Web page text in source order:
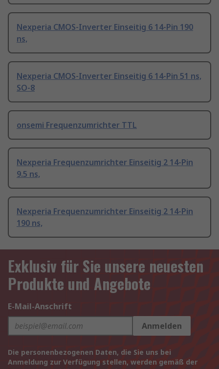
Nexperia CMOS-Inverter Einseitig 6 14-Pin 190
ns,
Nexperia CMOS-Inverter Einseitig 6 14-Pin 51 ns,
SO-8
onsemi Frequenzumrichter TTL
Nexperia Frequenzumrichter Einseitig 2 14-Pin
9.5 ns,
Nexperia Frequenzumrichter Einseitig 2 14-Pin
190 ns,
Exklusiv für Sie unsere neuesten
Produkte und Angebote
E-Mail-Anschrift
Anmelden
Die personenbezogenen Daten, die Sie uns bei
Anmeldung zur Verfügung stellen, werden gemäß der